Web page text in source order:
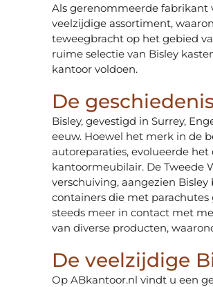
Als gerenommeerde fabrikant
veelzijdige assortiment,
teweegbracht op het gebied
ruime selectie van Bisley
kantoor voldoen.
De
Bisley, gevestigd in Surrey,
eeuw. Hoewel het merk in de
autoreparaties, evolueerde
kantoormeubilair. De Tweede
verschuiving, aangezien
containers die met
steeds meer in contact met
van diverse producten,
De veelzijdige
Op ABkantoor.nl vindt u een